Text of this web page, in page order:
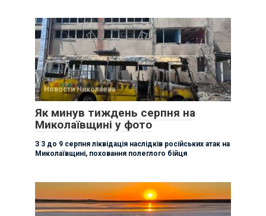
Новости Николаева
Як минув тиждень серпня на
Миколаївщині у фото
З 3 до 9 серпня ліквідація наслідків російських атак на
Миколаївщині, поховання полеглого бійця